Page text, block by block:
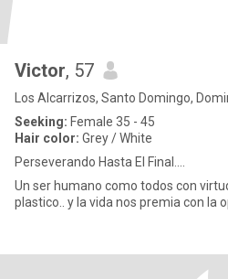
Victor, 57
Los Alcarrizos, Santo Domingo,
Seeking: Female 35 - 45
Hair color: Grey / White
Perseverando Hasta El Final....
Un ser humano como todos con
plastico.. y la vida nos premia con la